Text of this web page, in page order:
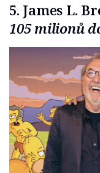
5. James L.
105 milionů